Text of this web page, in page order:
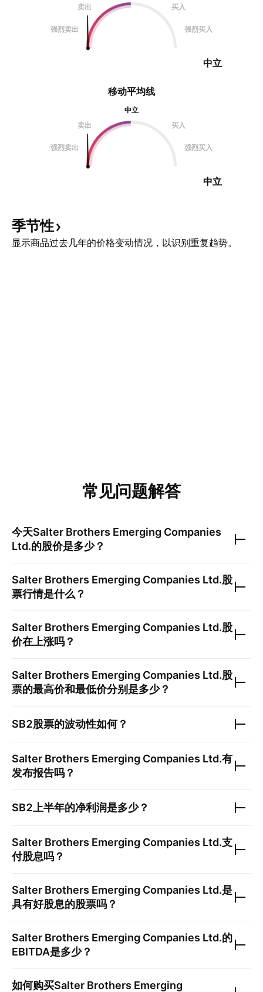
卖出 买入
强烈卖出 强烈买入
中立
移动平均线
中立
卖出
买入
强烈卖出 强烈买入
中立
季节性
显示商品过去几年的价格变动情况，以识别重复趋势。
常见问题解答
今天Salter Brothers Emerging Companies
Ltd.的股价是多少？
Salter Brothers Emerging Companies Ltd.股
票行情是什么？
Salter Brothers Emerging Companies Ltd.股
价在上涨吗？
Salter Brothers Emerging Companies Ltd.股
票的最高价和最低价分别是多少？
SB2股票的波动性如何？
Salter Brothers Emerging Companies Ltd.有
发布报告吗？
SB2 上半年的净利润是多少？
Salter Brothers Emerging Companies Ltd.支
付股息吗？
Salter Brothers Emerging Companies Ltd.是
具有好股息的股票吗？
Salter Brothers Emerging Companies Ltd.的
EBITDA是多少？
如何购买Salter Brothers Emerging